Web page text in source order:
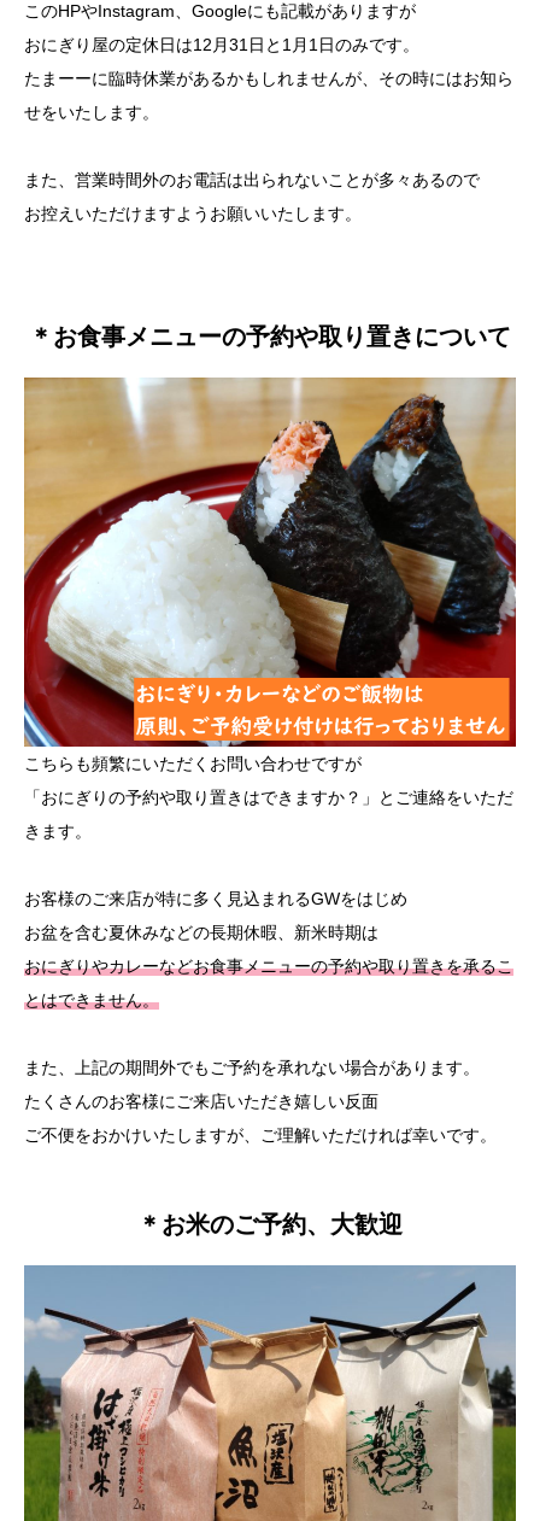
このHPやInstagram、Googleにも記載がありますが
おにぎり屋の定休日は12月31日と1月1日のみです。
たまーーに臨時休業があるかもしれませんが、その時にはお知ら
せをいたします。
また、営業時間外のお電話は出られないことが多々あるので
お控えいただけますようお願いいたします。
＊お食事メニューの予約や取り置きについて
こちらも頻繁にいただくお問い合わせですが
「おにぎりの予約や取り置きはできますか？」とご連絡をいただ
きます。
お客様のご来店が特に多く見込まれるGWをはじめ
お盆を含む夏休みなどの長期休暇、新米時期は
おにぎりやカレーなどお食事メニューの予約や取り置きを承るこ
とはできません。
また、上記の期間外でもご予約を承れない場合があります。
たくさんのお客様にご来店いただき嬉しい反面
ご不便をおかけいたしますが、ご理解いただければ幸いです。
＊お米のご予約、大歓迎